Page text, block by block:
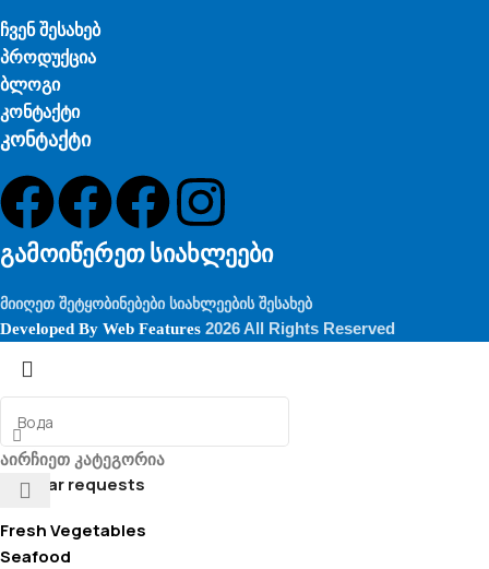
ჩვენ შესახებ
პროდუქცია
ბლოგი
კონტაქტი
კონტაქტი
გამოიწერეთ სიახლეები
მიიღეთ შეტყობინებები სიახლეების შესახებ
Developed By Web Features 2026 All Rights Reserved
აირჩიეთ კატეგორია
Popular requests
Fresh Vegetables
Seafood